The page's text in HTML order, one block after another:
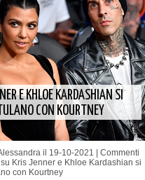
E KHLOE KARDASHIAN SI
CON KOURTNEY
il 19-10-2021 | Commenti
su Kris Jenner e Khloe Kardashian si
con Kourtney